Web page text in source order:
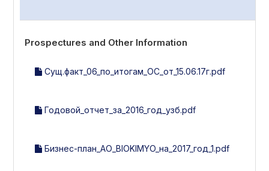
Prospectures and Other Information
Сущ.факт_06_по_итогам_ОС_от_15.06.17г.pdf
Годовой_отчет_за_2016_год_узб.pdf
Бизнес-план_АО_BIOKIMYO_на_2017_год_1.pdf